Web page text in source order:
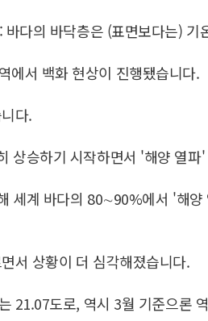
다의 바닥층은 (표면보다는)
에서 백화 현상이 진행됐습니다.
다.
상승하기 시작하면서 '해양 열
세계 바다의 80∼90%에서 '해
서 상황이 더 심각해졌습니다.
21.07도로, 역시 3월 기준으론